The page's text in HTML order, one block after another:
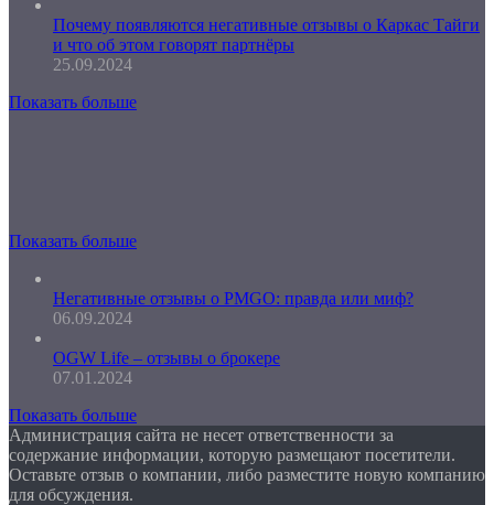
Почему появляются негативные отзывы о Каркас Тайги
и что об этом говорят партнёры
25.09.2024
Показать больше
Показать больше
Негативные отзывы о PMGO: правда или миф?
06.09.2024
OGW Life – отзывы о брокере
07.01.2024
Показать больше
Администрация сайта не несет ответственности за
содержание информации, которую размещают посетители.
Оставьте отзыв о компании, либо разместите новую компанию
для обсуждения.